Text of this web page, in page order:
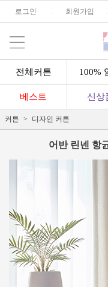
로그인 회원가입
전체커튼 100%
베스트 신상
커튼 디자인 커튼
어반 린넨 항